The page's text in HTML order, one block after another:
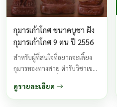
สร้างและปลุกเสกวัตถุอาถรรพณ์
และเครื่องรางของขลัง
กุมารเก้าโกศ ขนาดบูชา ฝัง
กุมารเก้าโกศ 9 ตน ปี 2556
สำหรับผู้ที่สนใจที่อยากจะเลี้ยง
กุมารทองทางสาย ตำรับวิชาเขมร
เรื่องความขลังความศักดิ์สิทธิ์
ความเฮี้ยน ของกุมารเก้าโกศ เป็น
ดูรายละเอียด